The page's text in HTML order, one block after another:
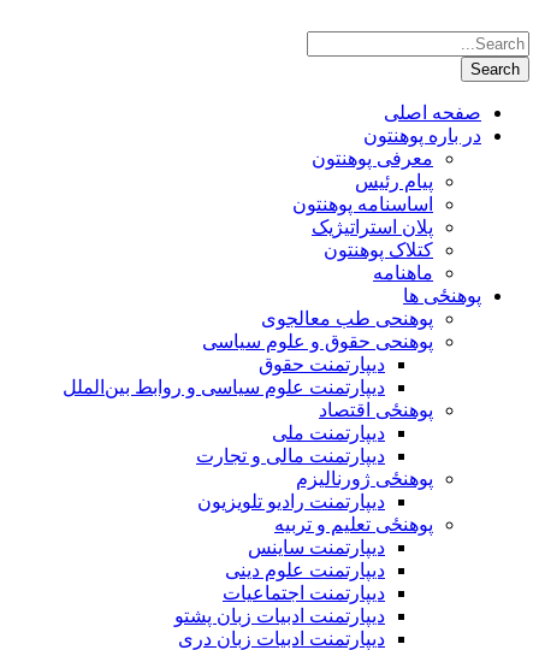
صفحه اصلی
در باره پوهنتون
معرفی پوهنتون
پیام رئیس
اساسنامه پوهنتون
پلان استراتیژیک
کتلاک پوهنتون
ماهنامه
پوهنځی ها
پوهنحی طب معالجوی
پوهنحی حقوق و علوم سیاسی
دیپارتمنت حقوق
دیپارتمنت علوم سیاسی و روابط بین‌الملل
پوهنځی اقتصاد
دیپارتمنت ملی
دیپارتمنت مالی و تجارت
پوهنځی ژورنالیزم
دیپارتمنت رادیو تلویزیون
پوهنځی تعلیم و تربیه
دیپارتمنت ساینس
دیپارتمنت علوم دینی
دیپارتمنت اجتماعیات
دیپارتمنت ادبیات زبان پشتو
دیپارتمنت ادبیات زبان دری